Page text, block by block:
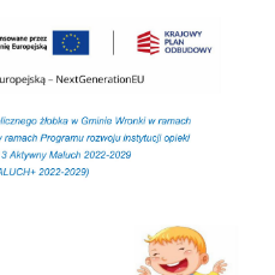
firm będących naszymi
usług. Firmy te działają
nasze treści w
mediów